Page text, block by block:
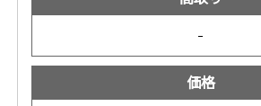
-
価格